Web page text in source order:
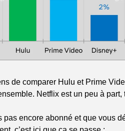
de comparer Hulu et Prime
Netflix est un peu à part,
pas encore abonné et que vous